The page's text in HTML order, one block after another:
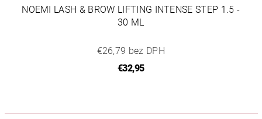
NOEMI LASH & BROW LIFTING INTENSE STEP 1.5 -
30 ML
€26,79 bez DPH
€32,95